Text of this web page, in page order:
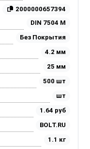
2000000657394
DIN 7504 M
Без Покрытия
4.2 мм
25 мм
500 шт
шт
1.64 руб
BOLT.RU
1.1 кг